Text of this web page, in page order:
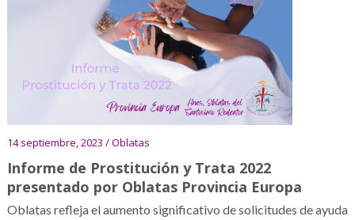
14 septiembre, 2023 / Oblatas
Informe de Prostitución y Trata 2022
presentado por Oblatas Provincia Europa
Oblatas refleja el aumento significativo de solicitudes de ayuda